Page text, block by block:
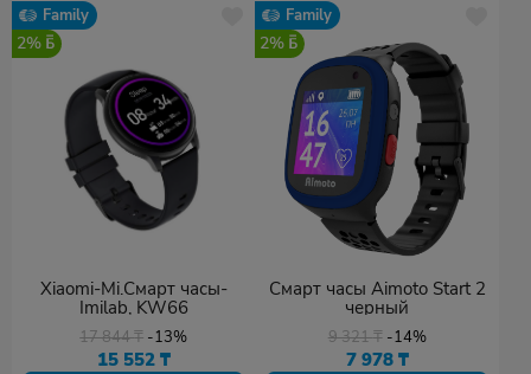
Family
2%
Xiaomi-Mi.Смарт часы-
Imilab, KW66
17 844₸ -13%
15 552 ₸
Family
2%
Смарт часы Aimoto Start 2
черный
9 321₸ -14%
7 978 ₸